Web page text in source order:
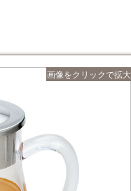
画像をクリックで拡大